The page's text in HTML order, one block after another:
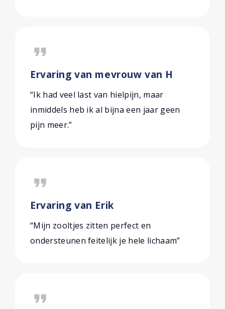
format_quote
Ervaring van mevrouw van H
“Ik had veel last van hielpijn, maar
inmiddels heb ik al bijna een jaar geen
pijn meer.”
format_quote
Ervaring van Erik
“Mijn zooltjes zitten perfect en
ondersteunen feitelijk je hele lichaam”
format_quote